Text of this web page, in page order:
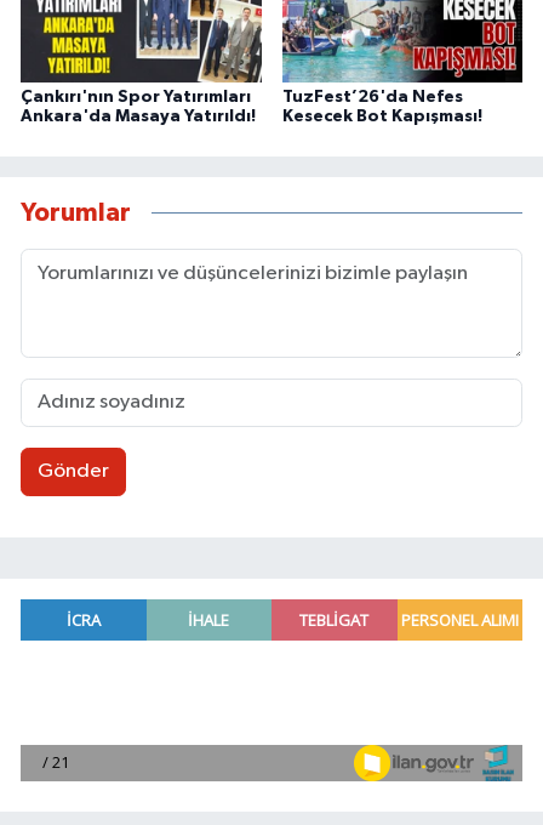
Çankırı'nın Spor Yatırımları
Ankara'da Masaya Yatırıldı!
TuzFest’26'da Nefes
Kesecek Bot Kapışması!
Yorumlar
Gönder